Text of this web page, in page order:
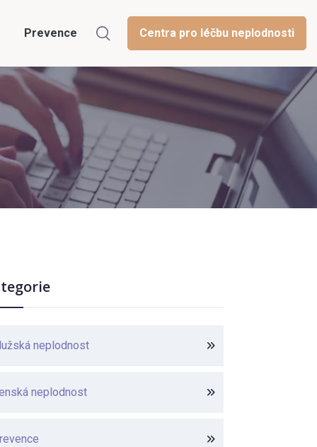
Prevence Centra pro léčbu neplodnosti
neplodnost
neplodnost